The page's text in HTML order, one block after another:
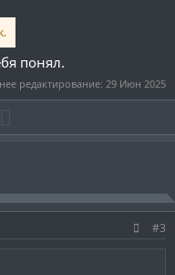
понял.
редактирование: 29 Июн 2025
е
т
в
#3